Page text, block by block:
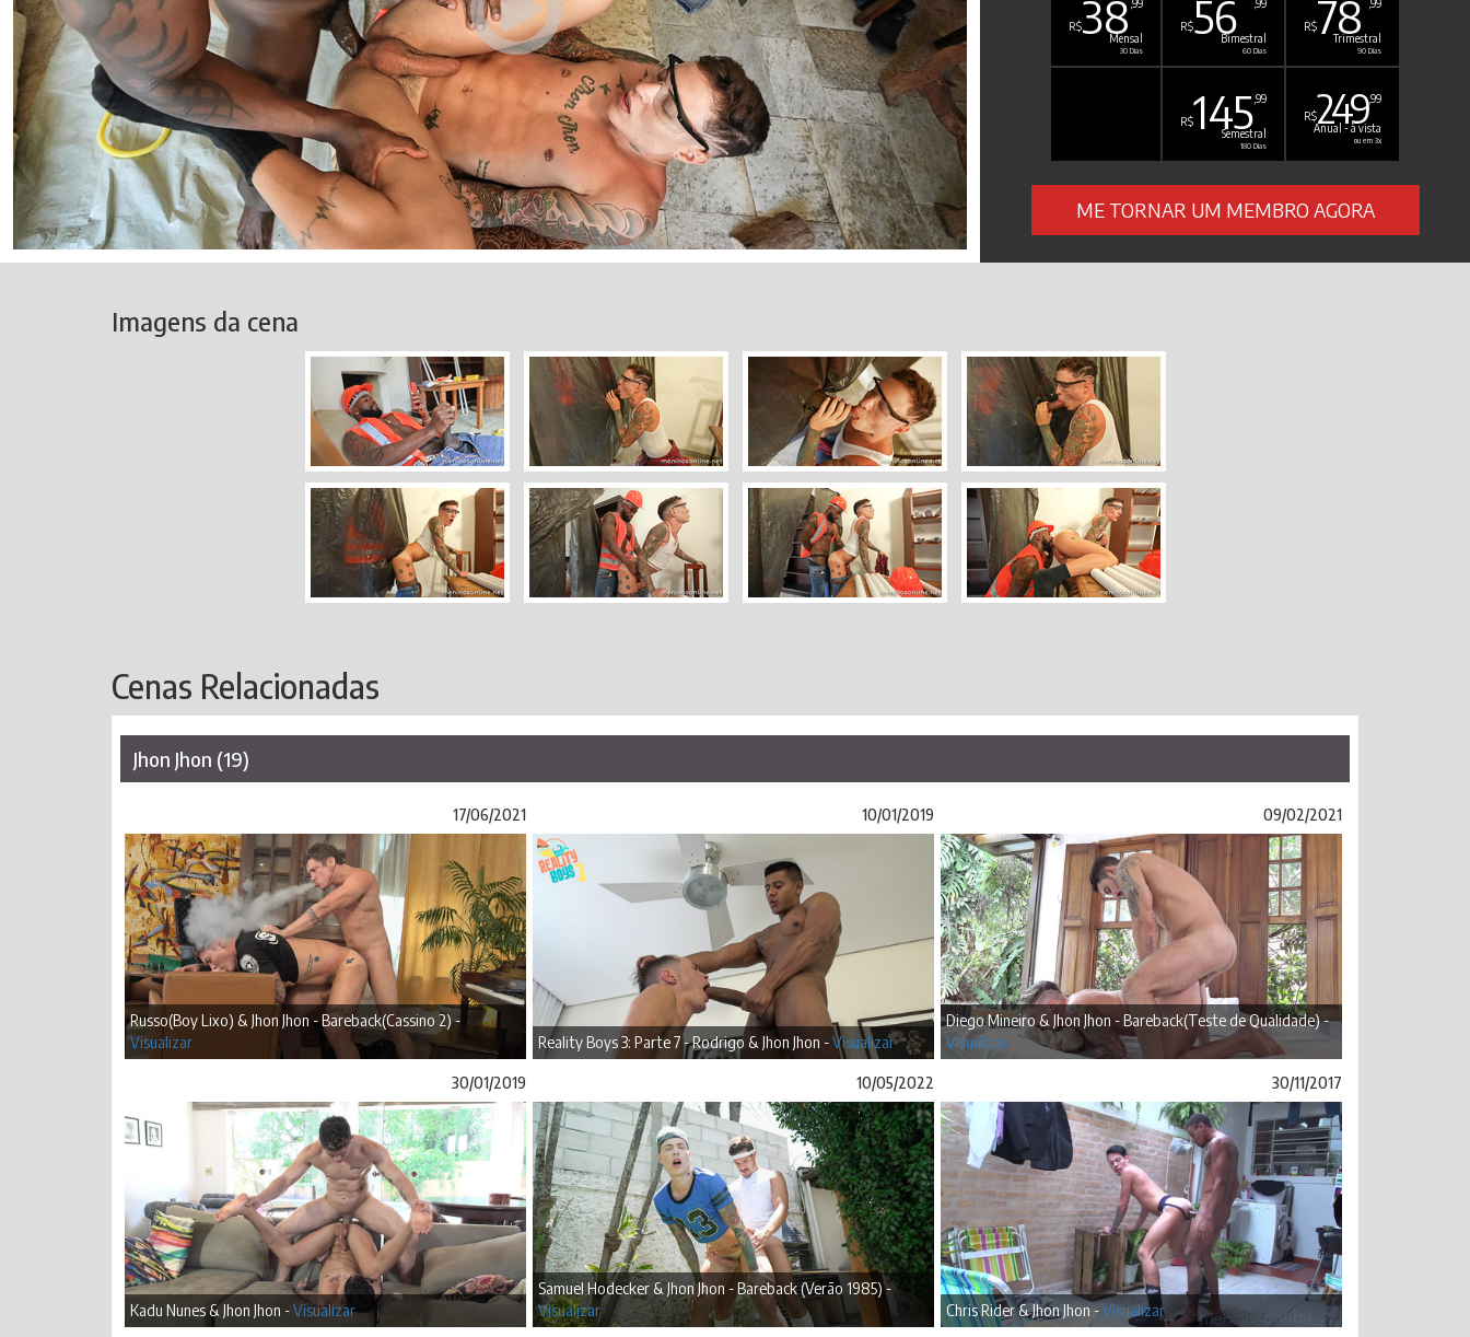
R$38 ,99
Mensal
30 Dias
R$56 ,99
Bimestral
60 Dias
R$78 ,99
Trimestral
90 Dias
R$145,99
Semestral
180 Dias
R$249,99
Anual - à vista
ou em 3x
ME TORNAR UM MEMBRO AGORA
Imagens da cena
Cenas Relacionadas
Jhon Jhon (19)
17/06/2021
Russo(Boy Lixo) & Jhon Jhon - Bareback(Cassino 2) -
Visualizar
10/01/2019
Reality Boys 3: Parte 7 - Rodrigo & Jhon Jhon -Visualizar
09/02/2021
Diego Mineiro & Jhon Jhon - Bareback(Teste de Qualidade) -
Visualizar
30/01/2019
Kadu Nunes & Jhon Jhon -Visualizar
10/05/2022
Samuel Hodecker & Jhon Jhon - Bareback (Verão 1985) -
Visualizar
30/11/2017
Chris Rider & Jhon Jhon -Visualizar